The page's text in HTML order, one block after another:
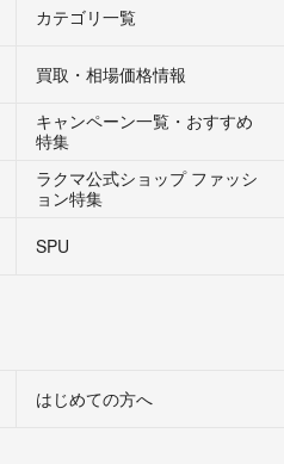
カテゴリ一覧
買取・相場価格情報
キャンペーン一覧・おすすめ
特集
ラクマ公式ショップ ファッシ
ョン特集
SPU
はじめての方へ